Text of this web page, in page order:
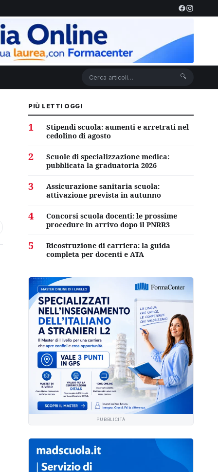
🔍
PIÙ LETTI OGGI
1
Stipendi scuola: aumenti e arretrati nel
cedolino di agosto
2
Scuole di specializzazione medica:
pubblicata la graduatoria 2026
3
Assicurazione sanitaria scuola:
attivazione prevista in autunno
4
Concorsi scuola docenti: le prossime
procedure in arrivo dopo il PNRR3
5
Ricostruzione di carriera: la guida
completa per docenti e ATA
PUBBLICITÀ